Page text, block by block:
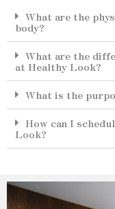
What are the
body?
What are the
at Healthy Look?
What is the
How can I
Look?